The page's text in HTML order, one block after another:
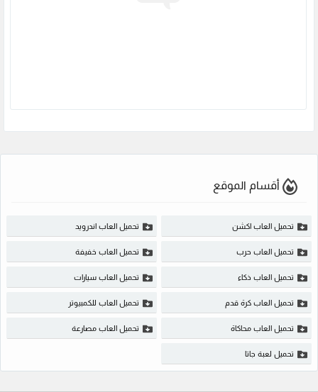
أقسام الموقع
تحميل العاب اكشن تحميل العاب اندرويد
تحميل العاب حرب تحميل العاب خفيفة
تحميل العاب ذكاء تحميل العاب سيارات
تحميل العاب كرة قدم تحميل العاب للكمبيوتر
تحميل العاب محاكاة تحميل العاب مصارعة
تحميل لعبة جاتا